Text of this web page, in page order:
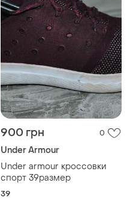
900 грн 0
Under Armour
Under armour кроссовки
спорт 39размер
39